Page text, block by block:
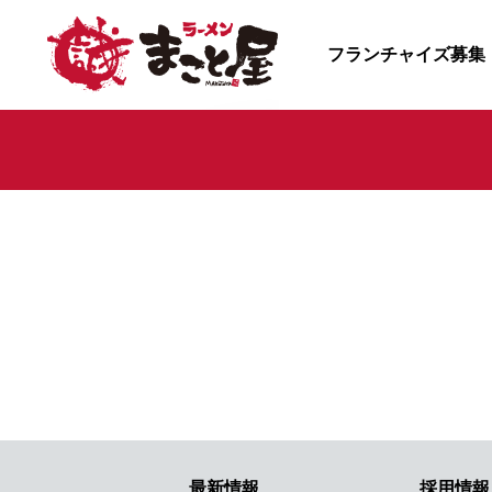
フランチャイズ募集
最新情報 採用情報